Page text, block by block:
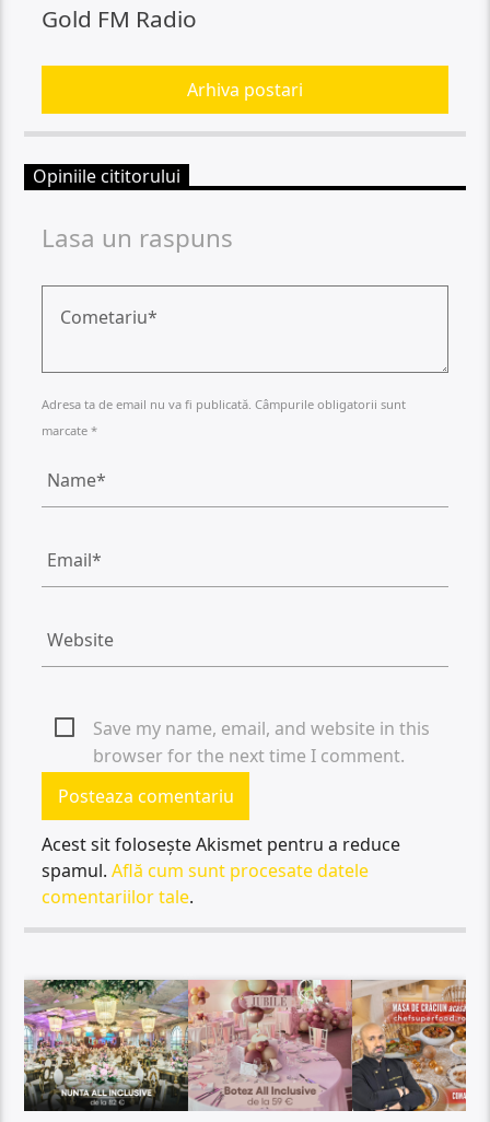
Gold FM Radio
Arhiva postari
Opiniile cititorului
Lasa un raspuns
Adresa ta de email nu va fi publicată. Câmpurile obligatorii sunt
marcate *
Save my name, email, and website in this
browser for the next time I comment.
Acest sit folosește Akismet pentru a reduce
spamul.Află cum sunt procesate datele
comentariilor tale.